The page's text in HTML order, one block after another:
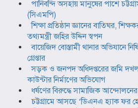
পানিবন্দি অসহায় মানুষের পাশে
(সিএমপি)
শিক্ষা প্রতিষ্ঠান জ্ঞানের বাতিঘর,
তথ্যমন্ত্রী জহির উদ্দিন স্বপন
বায়েজিদ বোস্তামী থানার অভিযানে
গ্রেপ্তার
সড়ক ও জনপদ অধিদপ্তরের জমি
কাউন্টার নির্মাণের অভিযোগ
ধর্ষণের বিরুদ্ধে সামাজিক
চট্টগ্রামে আসছে ‘ডিএনএ হ্যাক ফর